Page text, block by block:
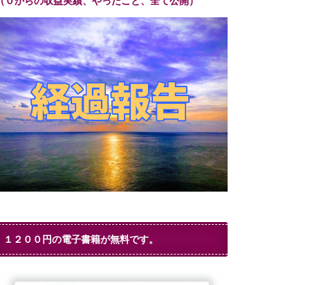
１２００円の電子書籍が無料です。